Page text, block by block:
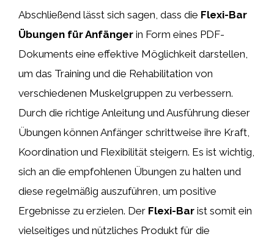
Abschließend lässt sich sagen, dass die Flexi-Bar
Übungen für Anfänger in Form eines PDF-
Dokuments eine effektive Möglichkeit darstellen,
um das Training und die Rehabilitation von
verschiedenen Muskelgruppen zu verbessern.
Durch die richtige Anleitung und Ausführung dieser
Übungen können Anfänger schrittweise ihre Kraft,
Koordination und Flexibilität steigern. Es ist wichtig,
sich an die empfohlenen Übungen zu halten und
diese regelmäßig auszuführen, um positive
Ergebnisse zu erzielen. Der Flexi-Bar ist somit ein
vielseitiges und nützliches Produkt für die